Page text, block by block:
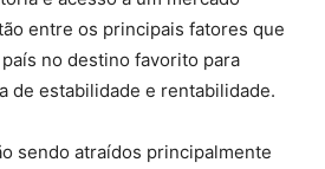
entre os principais fatores que
no destino favorito para
de estabilidade e rentabilidade.
sendo atraídos principalmente